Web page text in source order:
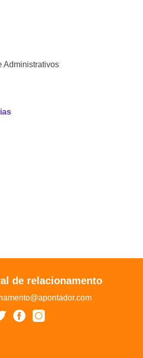
Administrativos
de relacionamento